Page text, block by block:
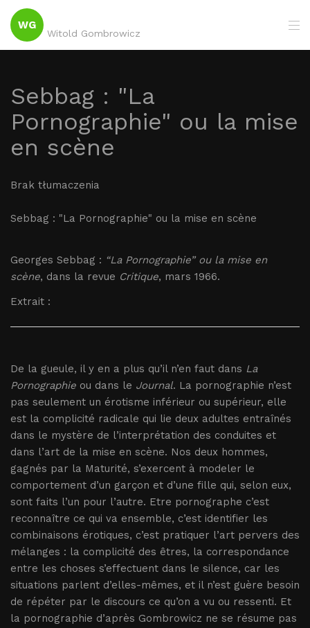
WG
Witold Gombrowicz
Sebbag : "La
Pornographie" ou la mise
en scène
Brak tłumaczenia
Sebbag : "La Pornographie" ou la mise en scène
Georges Sebbag : “La Pornographie” ou la mise en
scène, dans la revue Critique, mars 1966.
Extrait :
De la gueule, il y en a plus qu’il n’en faut dans La
Pornographie ou dans le Journal. La pornographie n’est
pas seulement un érotisme inférieur ou supérieur, elle
est la complicité radicale qui lie deux adultes entraînés
dans le mystère de l’interprétation des conduites et
dans l’art de la mise en scène. Nos deux hommes,
gagnés par la Maturité, s’exercent à modeler le
comportement d’un garçon et d’une fille qui, selon eux,
sont faits l’un pour l’autre. Etre pornographe c’est
reconnaître ce qui va ensemble, c’est identifier les
combinaisons érotiques, c’est pratiquer l’art pervers des
mélanges : la complicité des êtres, la correspondance
entre les choses s’effectuent dans le silence, car les
situations parlent d’elles-mêmes, et il n’est guère besoin
de répéter par le discours ce qu’on a vu ou ressenti. Et
la pornographie d’après Gombrowicz ne se résume pas